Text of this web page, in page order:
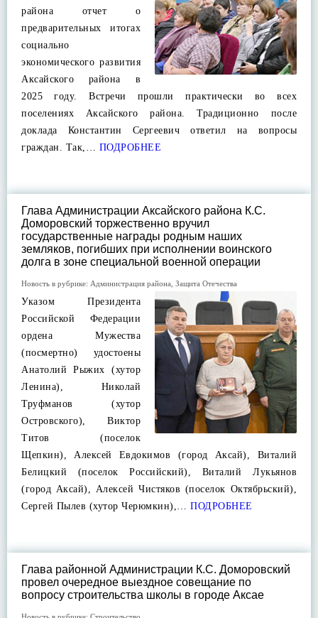
района отчет о
предварительных итогах
социально
экономического развития
Аксайского района в
2025 году. Встречи прошли практически во всех
поселениях Аксайского района. Традиционно после
доклада Константин Сергеевич ответил на вопросы
граждан. Так,… ПОДРОБНЕЕ
Глава Администрации Аксайского района К.С.
Доморовский торжественно вручил
государственные награды родным наших
земляков, погибших при исполнении воинского
долга в зоне специальной военной операции
Новость в рубрике: Администрация района Защита Отечества
Указом Президента
Российской Федерации
ордена Мужества
(посмертно) удостоены
Анатолий Рыжих (хутор
Ленина), Николай
Труфманов (хутор
Островского), Виктор
Титов (поселок
Щепкин), Алексей Евдокимов (город Аксай), Виталий
Белицкий (поселок Российский), Виталий Лукьянов
(город Аксай), Алексей Чистяков (поселок Октябрьский),
Сергей Пылев (хутор Черюмкин),… ПОДРОБНЕЕ
Глава районной Администрации К.С. Доморовский
провел очередное выездное совещание по
вопросу строительства школы в городе Аксае